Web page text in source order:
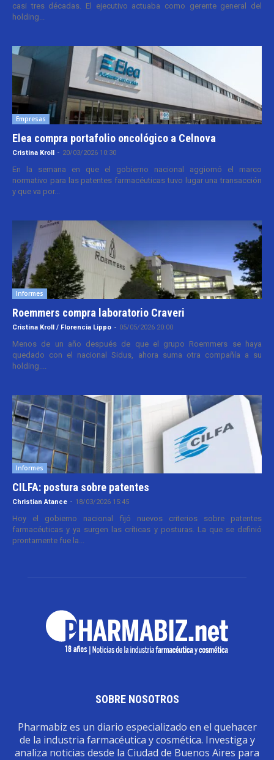
casi tres décadas. El ejecutivo actuaba como gerente general del
holding...
Empresas
Elea compra portafolio oncológico a Celnova
Cristina Kroll - 20/03/2026 10:30
En la semana en que el gobierno nacional aggiornó el marco
normativo para las patentes farmacéuticas tuvo lugar una transacción
y que va por...
Informes
Roemmers compra laboratorio Craveri
Cristina Kroll / Florencia Lippo - 05/05/2026 20:00
Menos de un año después de que el grupo Roemmers se haya
quedado con el nacional Sidus, ahora suma otra compañía a su
holding....
Informes
CILFA: postura sobre patentes
Christian Atance - 18/03/2026 15:45
Hoy el gobierno nacional fijó nuevos criterios sobre patentes
farmacéuticas y ya surgen las críticas y posturas. La que se definió
prontamente fue la...
SOBRE NOSOTROS
Pharmabiz es un diario especializado en el quehacer
de la industria farmacéutica y cosmética. Investiga y
analiza noticias desde la Ciudad de Buenos Aires para